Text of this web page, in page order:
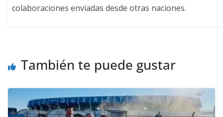
colaboraciones enviadas desde otras naciones.
También te puede gustar